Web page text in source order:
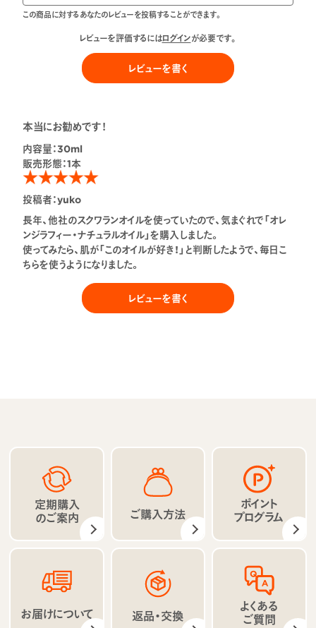
この商品に対するあなたのレビューを投稿することができます。
レビューを評価するにはログインが必要です。
レビューを書く
本当にお勧めです！
投稿者：yuko
内容量：30ml
販売形態：1本
長年、他社のスクワランオイルを使っていたので、気まぐれで「オレ
ンジラフィー・ナチュラルオイル」を購入しました。
使ってみたら、肌が「このオイルが好き！」と判断したようで、毎日こ
ちらを使うようになりました。
レビューを書く
定期購入
のご案内 ご購入方法
ポイント
プログラム
お届けについて 返品・交換
よくある
ご質問